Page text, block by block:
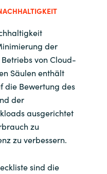
der
von Cloud-
Säulen enthält
die Bewertung des
der
ausgerichtet
zu
zu verbessern.
sind die